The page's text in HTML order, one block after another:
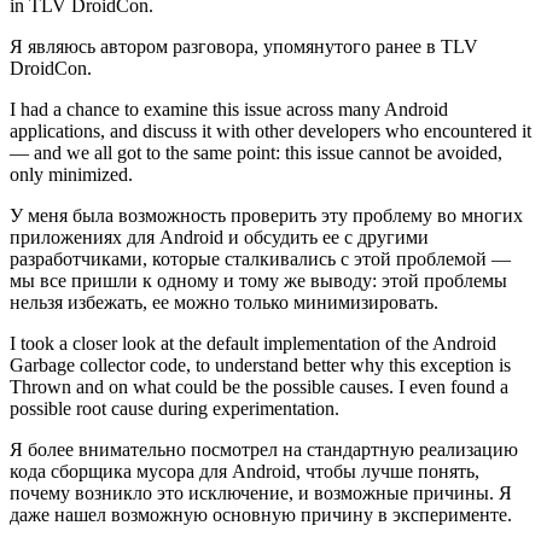
in TLV DroidCon.
Я являюсь автором разговора, упомянутого ранее в TLV
DroidCon.
I had a chance to examine this issue across many Android
applications, and discuss it with other developers who encountered it
— and we all got to the same point: this issue cannot be avoided,
only minimized.
У меня была возможность проверить эту проблему во многих
приложениях для Android и обсудить ее с другими
разработчиками, которые сталкивались с этой проблемой —
мы все пришли к одному и тому же выводу: этой проблемы
нельзя избежать, ее можно только минимизировать.
I took a closer look at the default implementation of the Android
Garbage collector code, to understand better why this exception is
Thrown and on what could be the possible causes. I even found a
possible root cause during experimentation.
Я более внимательно посмотрел на стандартную реализацию
кода сборщика мусора для Android, чтобы лучше понять,
почему возникло это исключение, и возможные причины. Я
даже нашел возможную основную причину в эксперименте.